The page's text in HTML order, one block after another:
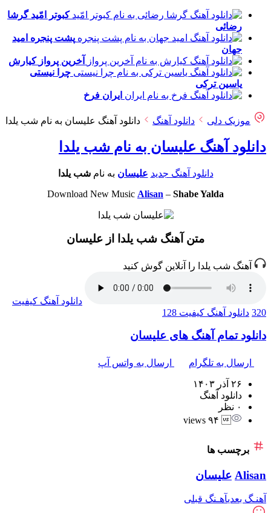
کبوتر امّید گرشا
رضائی
پشت پنجره امید
جهان
آخرین پرواز کیارش
چرا نیستی
یاسین ترکی
ایران فرخ
موزیک دلی دانلود آهنگ دانلود آهنگ علیسان به نام شب یلدا
دانلود آهنگ علیسان به نام شب یلدا
دانلود آهنگ جدید علیسان به نامشب یلدا
Download New Music Alisan – Shabe Yalda
متن آهنگ شب یلدا از علیسان
آهنگ شب یلدا را آنلاین گوش کنید
دانلود آهنگ کیفیت
320 دانلود آهنگ کیفیت 128
دانلود تمام آهنگ های علیسان
ارسال به تلگرام ارسال به واتس آپ
۲۶ آذر ۱۴۰۳
دانلود آهنگ
۰ نظر
۹۴ views
برچسب ها
Alisan علیسان
آهنـگ بعدیآهـنگ قبلی